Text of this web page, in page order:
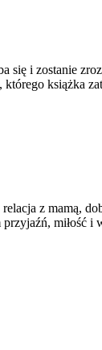
się i zostanie
książka
z mamą,
miłość i